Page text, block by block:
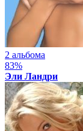
2 альбома
83%
Эли Ландри